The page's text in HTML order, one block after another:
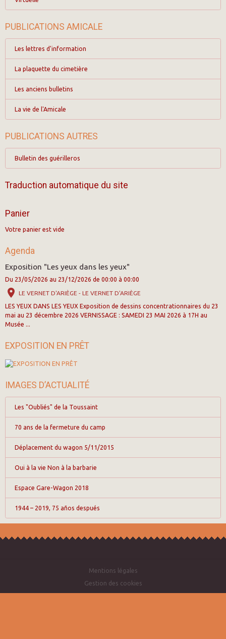
PUBLICATIONS AMICALE
Les lettres d'information
La plaquette du cimetière
Les anciens bulletins
La vie de l'Amicale
PUBLICATIONS AUTRES
Bulletin des guérilleros
Traduction automatique du site
Panier
Votre panier est vide
Agenda
Exposition "Les yeux dans les yeux"
Du 23/05/2026 au 23/12/2026 de 00:00 à 00:00
LE VERNET D'ARIÈGE - LE VERNET D'ARIÈGE
LES YEUX DANS LES YEUX Exposition de dessins concentrationnaires du 23
mai au 23 décembre 2026 VERNISSAGE : SAMEDI 23 MAI 2026 à 17H au
Musée ...
EXPOSITION EN PRÊT
IMAGES D’ACTUALITÉ
Les "Oubliés" de la Toussaint
70 ans de la fermeture du camp
Déplacement du wagon 5/11/2015
Oui à la vie Non à la barbarie
Espace Gare-Wagon 2018
1944 – 2019, 75 años después
Mentions légales
Gestion des cookies